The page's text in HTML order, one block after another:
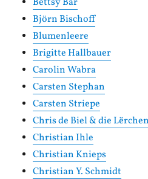
Björn Bischoff
Blumenleere
Brigitte Hallbauer
Carolin Wabra
Carsten Stephan
Carsten Striepe
Chris de Biel & die Lërchen
Christian Ihle
Christian Knieps
Christian Y. Schmidt